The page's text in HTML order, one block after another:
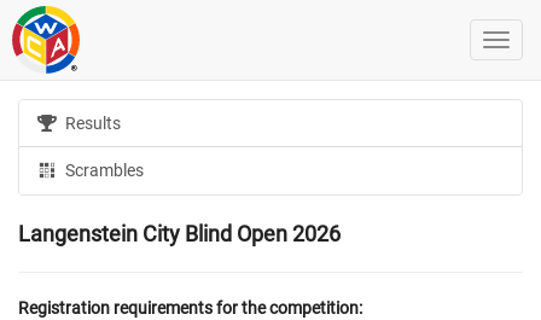
Results
Scrambles
Langenstein City Blind Open 2026
Registration requirements for the competition: